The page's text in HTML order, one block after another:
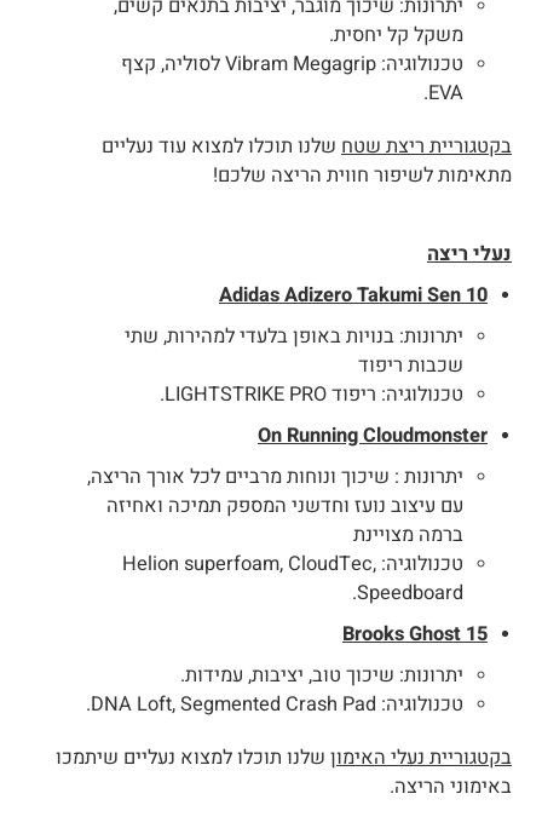
משקל קל יחסית.
טכנולוגיה: Vibram Megagrip לסוליה, קצף
EVA.
בקטגוריית ריצת שטח שלנו תוכלו למצוא עוד נעליים
מתאימות לשיפור חווית הריצה שלכם!
נעלי ריצה
Adidas Adizero Takumi Sen 10
יתרונות: בנויות באופן בלעדי למהירות, שתי
שכבות ריפוד
טכנולוגיה: ריפוד LIGHTSTRIKE PRO.
On Running Cloudmonster
יתרונות : שיכוך ונוחות מרביים לכל אורך הריצה,
עם עיצוב נועז וחדשני המספק תמיכה ואחיזה
ברמה מצויינת
טכנולוגיה: Helion superfoam, CloudTec,
Speedboard.
Brooks Ghost 15
יתרונות: שיכוך טוב, יציבות, עמידות.
טכנולוגיה: DNA Loft, Segmented Crash Pad.
בקטגוריית נעלי האימון שלנו תוכלו למצוא נעליים שיתמכו
באימוני הריצה.